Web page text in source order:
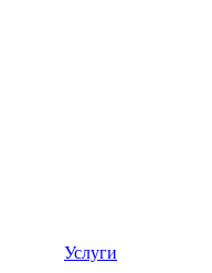
Услуги